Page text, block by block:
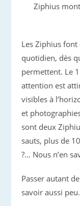
Ziphius
Les Ziphius
quotidien, dès
permettent. Le
attention est
visibles à
et
sont deux
sauts, plus de
?… Nous n’en
Passer autant
savoir aussi